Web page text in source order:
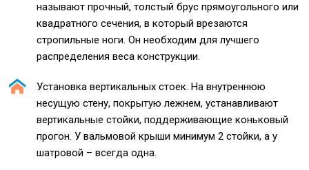
называют прочный, толстый брус прямоугольного или
квадратного сечения, в который врезаются
стропильные ноги. Он необходим для лучшего
распределения веса конструкции.
Установка вертикальных стоек. На внутреннюю
несущую стену, покрытую лежнем, устанавливают
вертикальные стойки, поддерживающие коньковый
прогон. У вальмовой крыши минимум 2 стойки, а у
шатровой – всегда одна.